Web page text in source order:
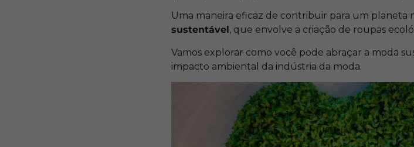
Uma maneira eficaz de contribuir para um planeta
sustentável , que envolve a criação de roupas
Vamos explorar como você pode abraçar a moda
impacto ambiental da indústria da moda.